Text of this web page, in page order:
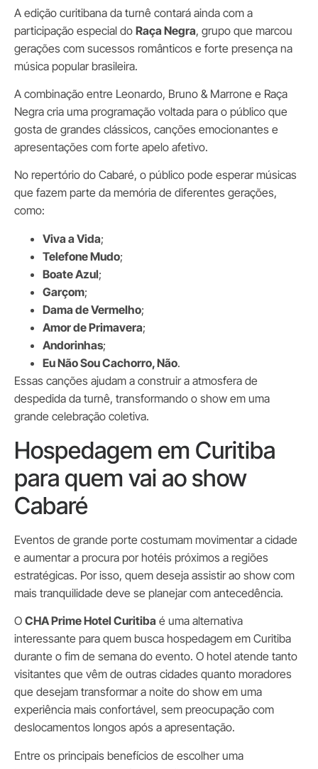
A edição curitibana da turnê contará ainda com a
participação especial do Raça Negra, grupo que marcou
gerações com sucessos românticos e forte presença na
música popular brasileira.
A combinação entre Leonardo, Bruno & Marrone e Raça
Negra cria uma programação voltada para o público que
gosta de grandes clássicos, canções emocionantes e
apresentações com forte apelo afetivo.
No repertório do Cabaré, o público pode esperar músicas
que fazem parte da memória de diferentes gerações,
como:
Viva a Vida;
Telefone Mudo;
Boate Azul;
Garçom;
Dama de Vermelho;
Amor de Primavera;
Andorinhas;
Eu Não Sou Cachorro, Não.
Essas canções ajudam a construir a atmosfera de
despedida da turnê, transformando o show em uma
grande celebração coletiva.
Hospedagem em Curitiba
para quem vai ao show
Cabaré
Eventos de grande porte costumam movimentar a cidade
e aumentar a procura por hotéis próximos a regiões
estratégicas. Por isso, quem deseja assistir ao show com
mais tranquilidade deve se planejar com antecedência.
O CHA Prime Hotel Curitiba é uma alternativa
interessante para quem busca hospedagem em Curitiba
durante o fim de semana do evento. O hotel atende tanto
visitantes que vêm de outras cidades quanto moradores
que desejam transformar a noite do show em uma
experiência mais confortável, sem preocupação com
deslocamentos longos após a apresentação.
Entre os principais benefícios de escolher uma